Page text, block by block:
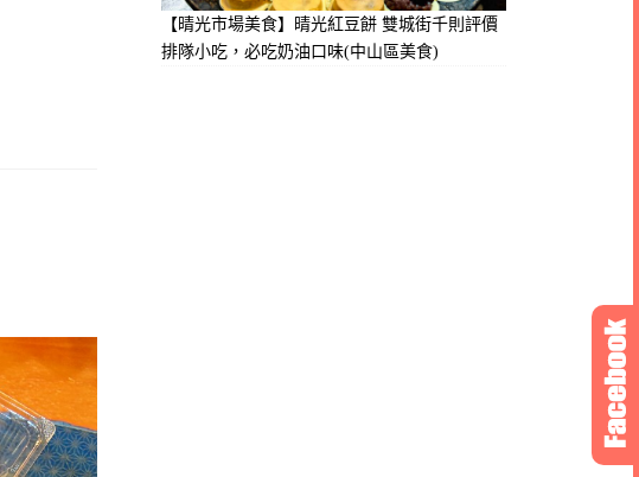
【晴光市場美食】晴光紅豆餅 雙城街千則評價
排隊小吃，必吃奶油口味(中山區美食)